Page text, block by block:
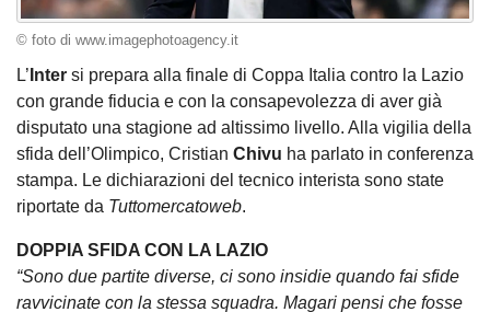
© foto di www.imagephotoagency.it
L’ Inter si prepara alla finale di Coppa Italia contro la Lazio
con grande fiducia e con la consapevolezza di aver già
disputato una stagione ad altissimo livello. Alla vigilia della
sfida dell’Olimpico, Cristian Chivu ha parlato in conferenza
stampa. Le dichiarazioni del tecnico interista sono state
riportate da Tuttomercatoweb.
DOPPIA SFIDA CON LA LAZIO
“Sono due partite diverse, ci sono insidie quando fai sfide
ravvicinate con la stessa squadra. Magari pensi che fosse